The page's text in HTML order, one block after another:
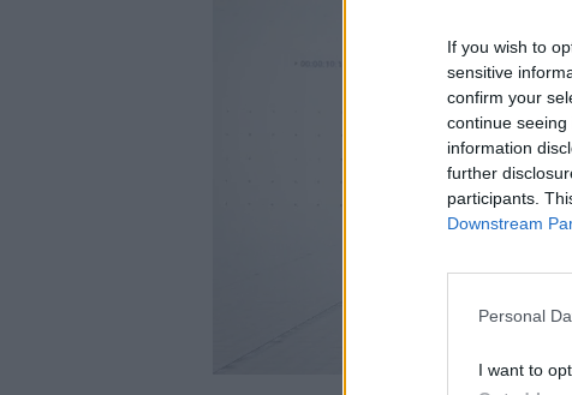
If you wish to
sensitive
confirm your
continue
information
further
participants.
Downstream
Personal
I want to